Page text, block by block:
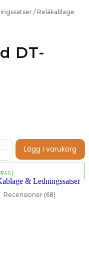
/ Reläkablage
DT-
Lägg i varukorg
& Ledningssatser
Recensioner (68)